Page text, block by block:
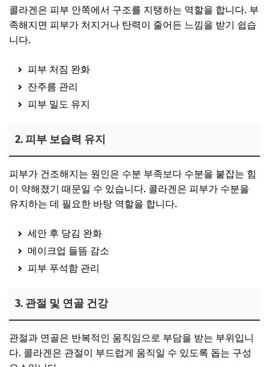
콜라겐은 피부 안쪽에서 구조를 지탱하는 역할을 합니다. 부
족해지면 피부가 처지거나 탄력이 줄어든 느낌을 받기 쉽습
니다.
피부 처짐 완화
잔주름 관리
피부 밀도 유지
2. 피부 보습력 유지
피부가 건조해지는 원인은 수분 부족보다 수분을 붙잡는 힘
이 약해졌기 때문일 수 있습니다. 콜라겐은 피부가 수분을
유지하는 데 필요한 바탕 역할을 합니다.
세안 후 당김 완화
메이크업 들뜸 감소
피부 푸석함 관리
3. 관절 및 연골 건강
관절과 연골은 반복적인 움직임으로 부담을 받는 부위입니
다. 콜라겐은 관절이 부드럽게 움직일 수 있도록 돕는 구성